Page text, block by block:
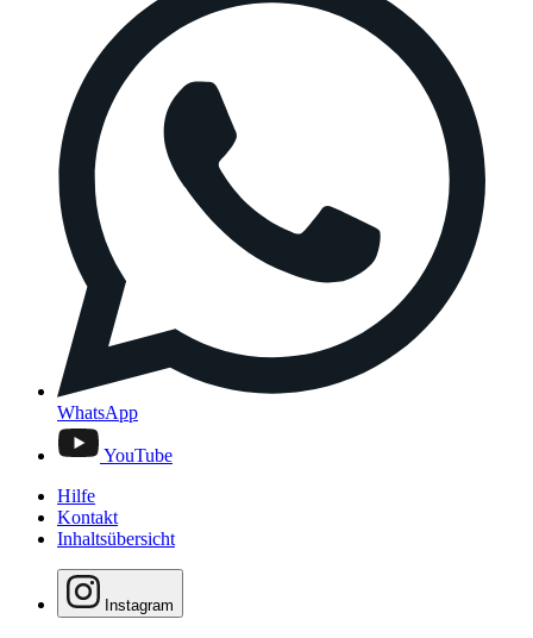
WhatsApp
YouTube
Hilfe
Kontakt
Inhaltsübersicht
Instagram